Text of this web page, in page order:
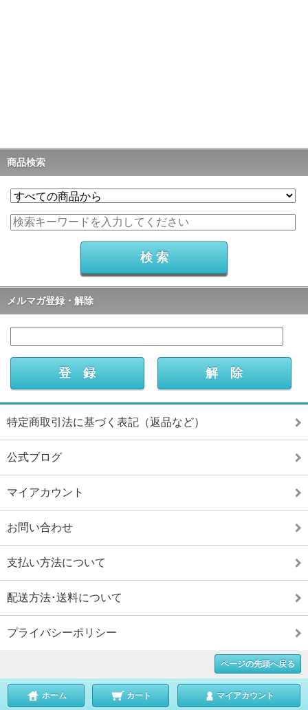
商品検索
メルマガ登録・解除
特定商取引法に基づく表記（返品など）
公式ブログ
マイアカウント
お問い合わせ
支払い方法について
配送方法･送料について
プライバシーポリシー
ページの先頭へ戻る
ホーム カート マイアカウント